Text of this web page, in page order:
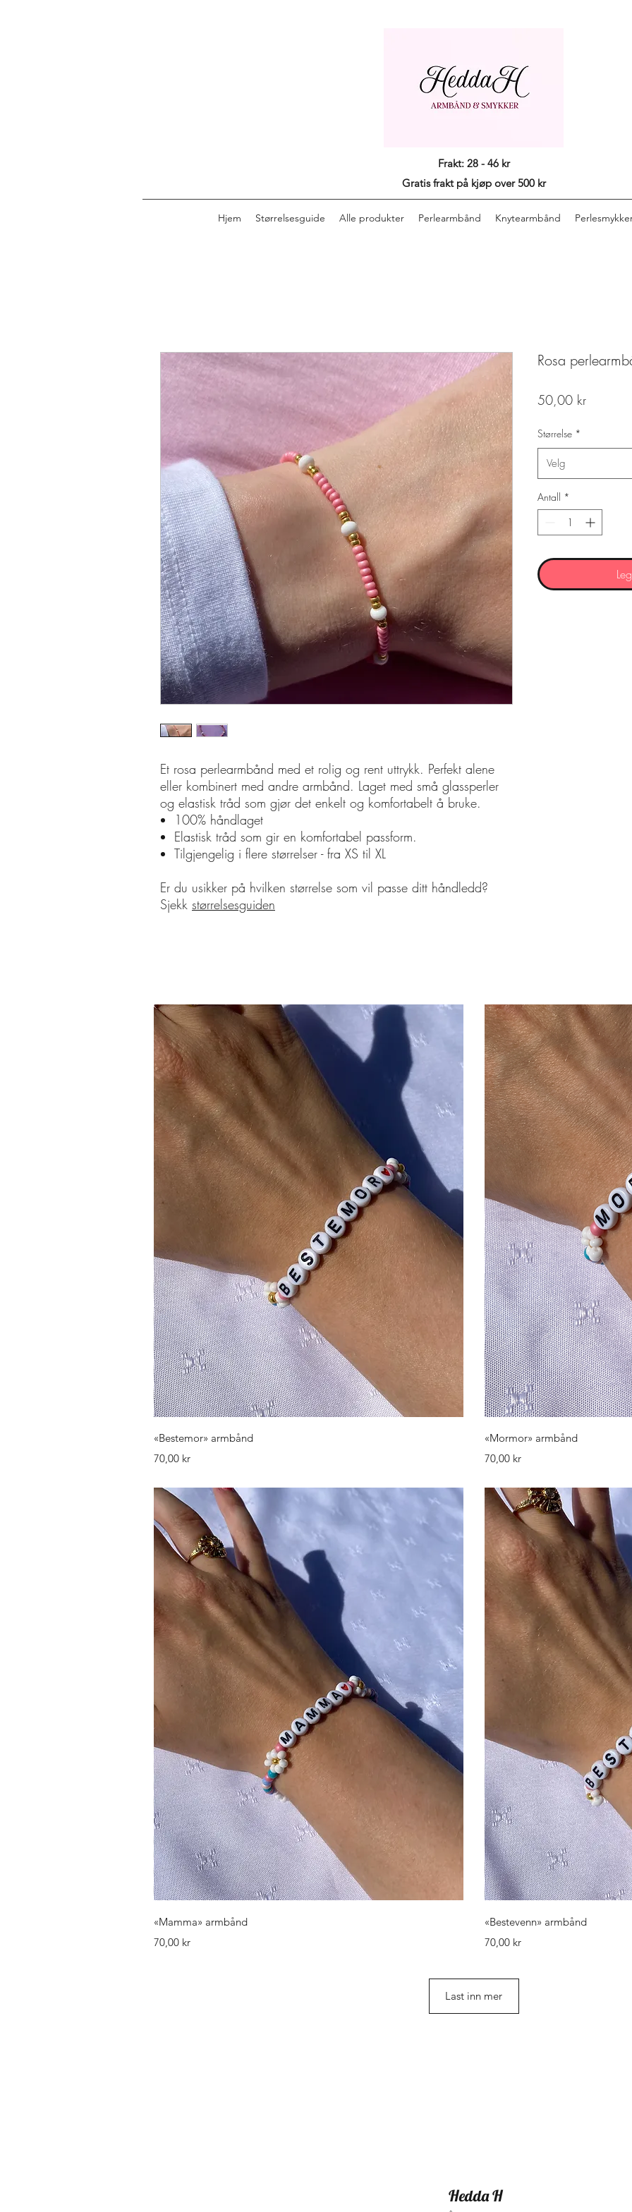
Frakt: 28 - 46 kr
Gratis frakt på kjøp over 500 kr
Hjem Størrelsesguide Alle produkter Perlearmbånd Knytearmbånd
Et rosa perlearmbånd med et rolig og rent uttrykk. Perfekt alene
eller kombinert med andre armbånd. Laget med små glassperler
og elastisk tråd som gjør det enkelt og komfortabelt å bruke.
100% håndlaget
Elastisk tråd som gir en komfortabel passform.
Tilgjengelig i flere størrelser - fra XS til XL
Er du usikker på hvilken størrelse som vil passe ditt håndledd?
Sjekk størrelsesguiden
Rosa
50,00 krPris
Størrelse *
Velg
Antall *
«Bestemor» armbånd
Pris
70,00 kr
«Mormor» armbånd
Pris
70,00 kr
«Mamma» armbånd
Pris
70,00 kr
«Bestevenn» armbånd
Pris
70,00 kr
Last inn mer
Hedda H